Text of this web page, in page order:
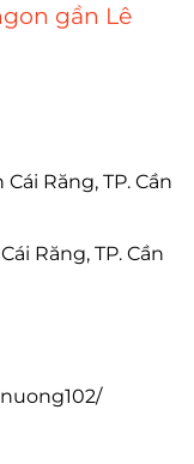
gần Lê
Răng, TP. Cần
Răng, TP. Cần